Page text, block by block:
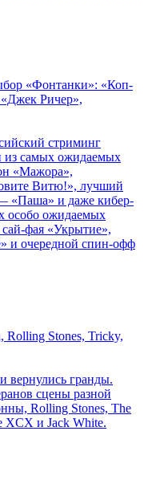
«Фонтанки»: «Коп-
«Джек Ричер»,
стриминг
из самых ожидаемых
«Мажора»,
Витю!», лучший
«Паша» и даже кибер-
особо ожидаемых
фая «Укрытие»,
и очередной спин-офф
Stones, Tricky,
гранды.
сцены разной
Rolling Stones, The
XCX и Jack White.